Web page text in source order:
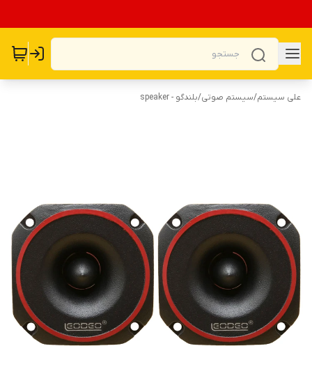
علی سیستم/سیستم صوتی/بلندگو - speaker